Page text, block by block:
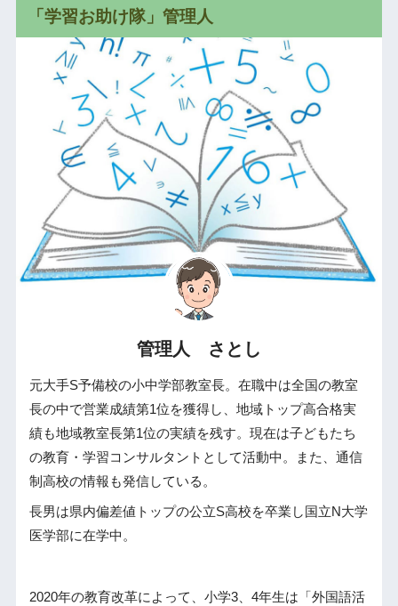
「学習お助け隊」管理人
管理人 さとし
元大手S予備校の小中学部教室長。在職中は全国の教室
長の中で営業成績第1位を獲得し、地域トップ高合格実
績も地域教室長第1位の実績を残す。現在は子どもたち
の教育・学習コンサルタントとして活動中。また、通信
制高校の情報も発信している。
長男は県内偏差値トップの公立S高校を卒業し国立N大学
医学部に在学中。
2020年の教育改革によって、小学3、4年生は「外国語活